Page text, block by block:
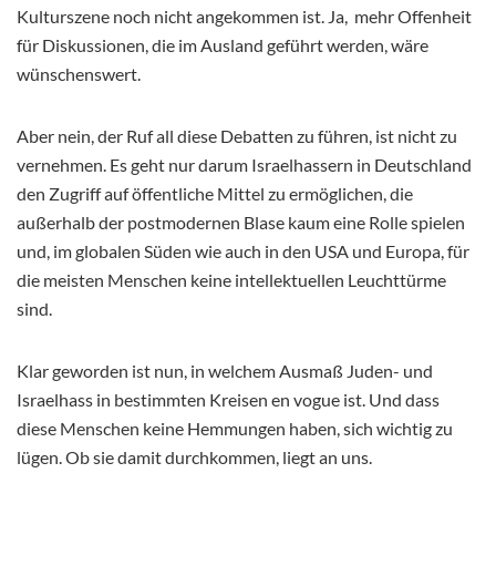
Kulturszene noch nicht angekommen ist. Ja, mehr Offenheit
für Diskussionen, die im Ausland geführt werden, wäre
wünschenswert.
Aber nein, der Ruf all diese Debatten zu führen, ist nicht zu
vernehmen. Es geht nur darum Israelhassern in Deutschland
den Zugriff auf öffentliche Mittel zu ermöglichen, die
außerhalb der postmodernen Blase kaum eine Rolle spielen
und, imglobalen Süden wie auch in den USA und Europa, für
die meisten Menschen keine intellektuellen Leuchttürme
sind.
Klar geworden ist nun, in welchem Ausmaß Juden- und
Israelhass in bestimmten Kreisen en vogue ist. Und dass
diese Menschen keine Hemmungen haben, sich wichtig zu
lügen. Ob sie damit durchkommen, liegt an uns.